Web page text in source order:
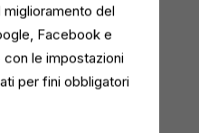
efficace
e miglior
alle
del
Facebook e
le impostazioni
per fini obbligatori